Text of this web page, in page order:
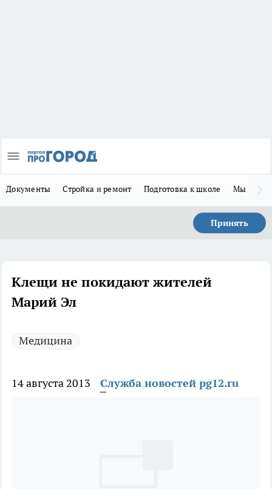
Документы Стройка и ремонт Подготовка к школе Мы в MAX
Принять
Клещи не покидают жителей
Марий Эл
Медицина
14 августа 2013 Служба новостей pg12.ru